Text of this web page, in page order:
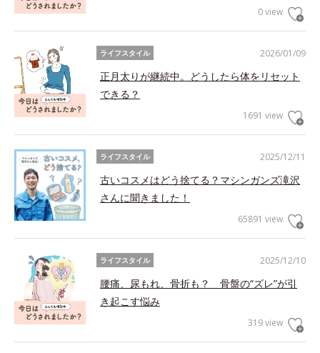
0 view
2026/01/09
ライフスタイル
正月太りが継続中。どうしたら体をリセット
できる？
1691 view
2025/12/11
ライフスタイル
古いコスメはどう捨てる？マシンガンズ滝沢
さんに聞きました！
65891 view
2025/12/10
ライフスタイル
腰痛、尿もれ、骨折も？ 骨盤の“ズレ”が引
き起こす悩み
319 view